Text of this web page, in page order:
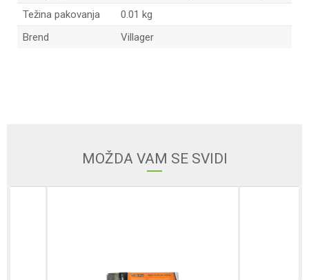
Težina pakovanja
0.01 kg
Brend
Villager
MOŽDA VAM SE SVIDI